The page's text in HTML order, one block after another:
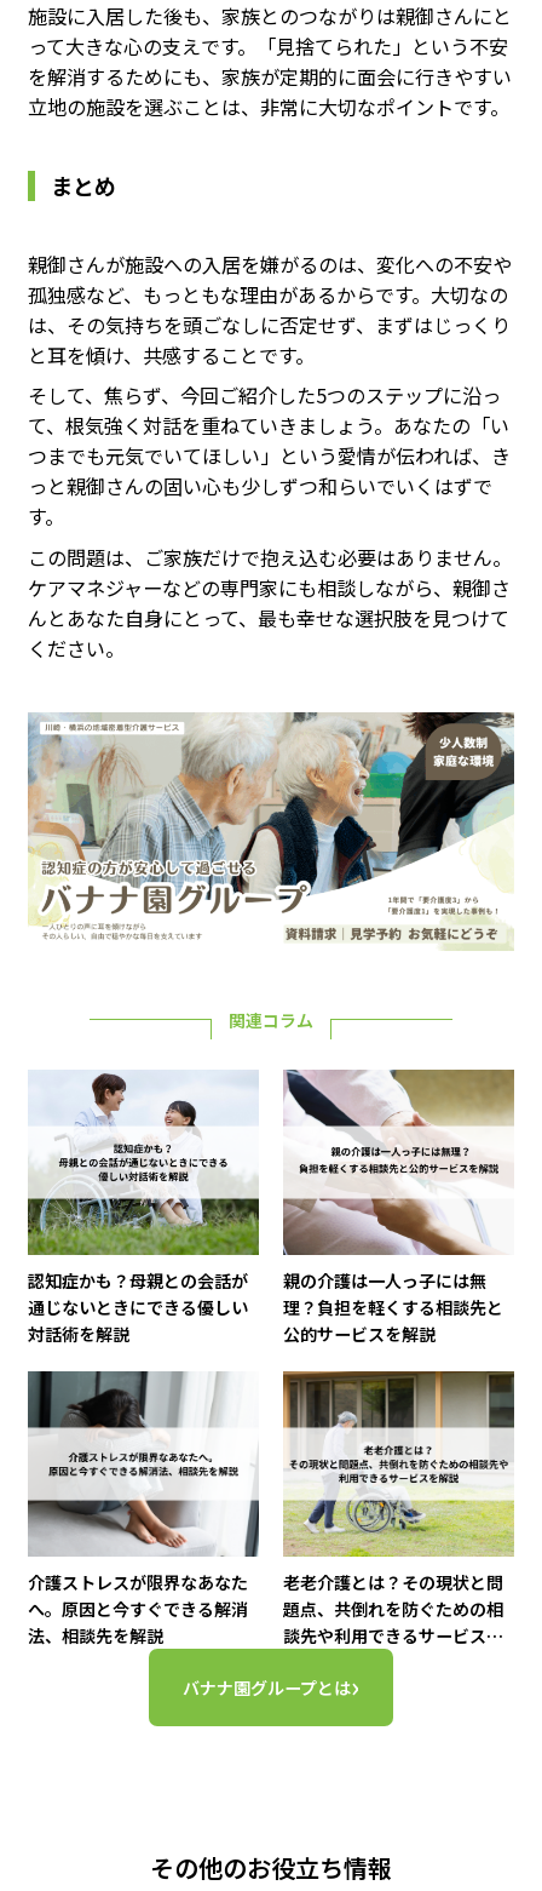
施設に入居した後も、家族とのつながりは親御さんにと
って大きな心の支えです。「見捨てられた」という不安
を解消するためにも、家族が定期的に面会に行きやすい
立地の施設を選ぶことは、非常に大切なポイントです。
まとめ
親御さんが施設への入居を嫌がるのは、変化への不安や
孤独感など、もっともな理由があるからです。大切なの
は、その気持ちを頭ごなしに否定せず、まずはじっくり
と耳を傾け、共感することです。
そして、焦らず、今回ご紹介した5つのステップに沿っ
て、根気強く対話を重ねていきましょう。あなたの「い
つまでも元気でいてほしい」という愛情が伝われば、き
っと親御さんの固い心も少しずつ和らいでいくはずで
す。
この問題は、ご家族だけで抱え込む必要はありません。
ケアマネジャーなどの専門家にも相談しながら、親御さ
んとあなた自身にとって、最も幸せな選択肢を見つけて
ください。
関連コラム
認知症かも？母親との会話が
通じないときにできる優しい
対話術を解説
親の介護は一人っ子には無
理？負担を軽くする相談先と
公的サービスを解説
介護ストレスが限界なあなた
へ。原因と今すぐできる解消
法、相談先を解説
老老介護とは？その現状と問
題点、共倒れを防ぐための相
談先や利用できるサービスを
バナナ園グループとは›
その他のお役立ち情報